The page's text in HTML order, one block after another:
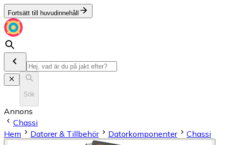
Fortsätt till huvudinnehåll
Sök
Annons
Chassi
Hem
Datorer & Tillbehör Datorkomponenter Chassi